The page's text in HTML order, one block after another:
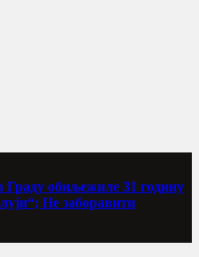
обиљежиле 31 годину
Не заборавити